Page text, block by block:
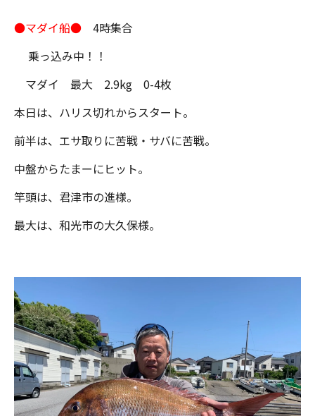
●マダイ船● 4時集合
乗っ込み中！！
マダイ 最大 2.9kg 0-4枚
本日は、ハリス切れからスタート。
前半は、エサ取りに苦戦・サバに苦戦。
中盤からたまーにヒット。
竿頭は、君津市の進様。
最大は、和光市の大久保様。